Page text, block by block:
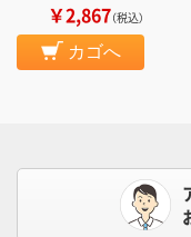
￥2,867（税込）
カゴへ